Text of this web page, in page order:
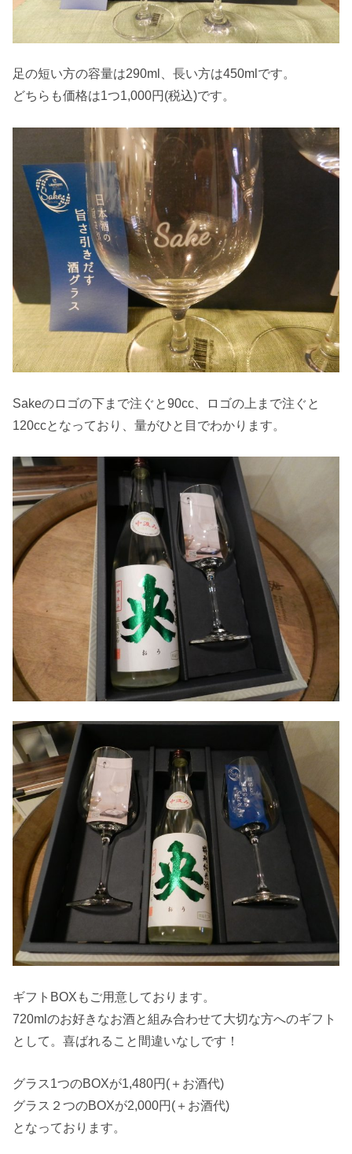
足の短い方の容量は290ml、長い方は450mlです。
どちらも価格は1つ1,000円(税込)です。
Sakeのロゴの下まで注ぐと90cc、ロゴの上まで注ぐと
120ccとなっており、量がひと目でわかります。
ギフトBOXもご用意しております。
720mlのお好きなお酒と組み合わせて大切な方へのギフト
として。喜ばれること間違いなしです！
グラス1つのBOXが1,480円(＋お酒代)
グラス２つのBOXが2,000円(＋お酒代)
となっております。